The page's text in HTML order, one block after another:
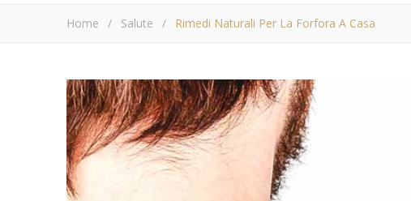
Home / Salute / Rimedi Naturali Per La Forfora A Casa